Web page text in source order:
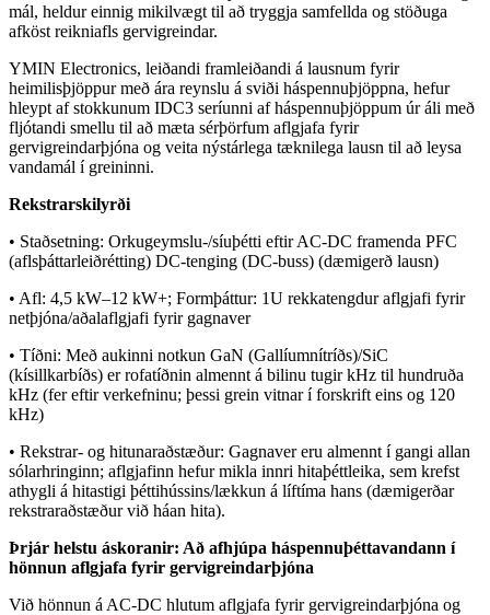
mál, heldur einnig mikilvægt til að tryggja samfellda og stöðuga
afköst reikniafls gervigreindar.
YMIN Electronics, leiðandi framleiðandi á lausnum fyrir
heimilisþjöppur með ára reynslu á sviði háspennuþjöppna, hefur
hleypt af stokkunum IDC3 seríunni af háspennuþjöppum úr áli með
fljótandi smellu til að mæta sérþörfum aflgjafa fyrir
gervigreindarþjóna og veita nýstárlega tæknilega lausn til að leysa
vandamál í greininni.
Rekstrarskilyrði
• Staðsetning: Orkugeymslu-/síuþétti eftir AC-DC framenda PFC
(aflsþáttarleiðrétting) DC-tenging (DC-buss) (dæmigerð lausn)
• Afl: 4,5 kW–12 kW+; Formþáttur: 1U rekkatengdur aflgjafi fyrir
netþjóna/aðalaflgjafi fyrir gagnaver
• Tíðni: Með aukinni notkun GaN (Gallíumnítríðs)/SiC
(kísillkarbíðs) er rofatíðnin almennt á bilinu tugir kHz til hundruða
kHz (fer eftir verkefninu; þessi grein vitnar í forskrift eins og 120
kHz)
• Rekstrar- og hitunaraðstæður: Gagnaver eru almennt í gangi allan
sólarhringinn; aflgjafinn hefur mikla innri hitaþéttleika, sem krefst
athygli á hitastigi þéttihússins/lækkun á líftíma hans (dæmigerðar
rekstraraðstæður við háan hita).
Þrjár helstu áskoranir: Að afhjúpa háspennuþéttavandann í
hönnun aflgjafa fyrir gervigreindarþjóna
Við hönnun á AC-DC hlutum aflgjafa fyrir gervigreindarþjóna og